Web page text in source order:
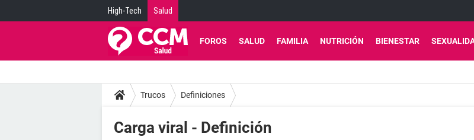
High-Tech Salud
FOROS SALUD FAMILIA NUTRICIÓN BIENESTAR
Trucos Definiciones
Carga viral - Definición